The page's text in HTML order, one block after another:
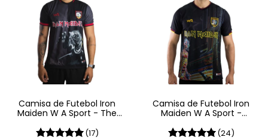
Camisa de Futebol Iron
Maiden W A Sport - The
(17)
Camisa de Futebol Iron
Maiden W A Sport -
(24)